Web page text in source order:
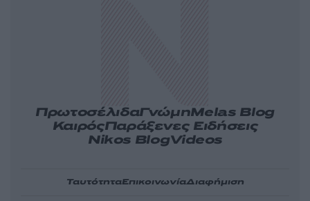
ΠρωτοσέλιδαΓνώμηMelas Blog
ΚαιρόςΠαράξενες Ειδήσεις
Nikos BlogVideos
ΤαυτότηταΕπικοινωνίαΔιαφήμιση